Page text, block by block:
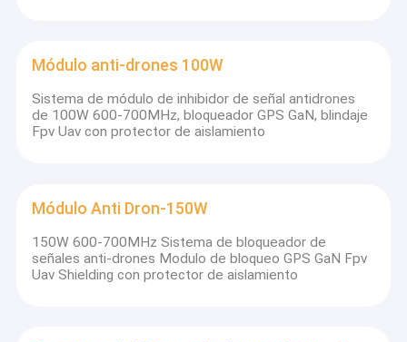
Módulo anti-drones 100W
Sistema de módulo de inhibidor de señal antidrones
de 100W 600-700MHz, bloqueador GPS GaN, blindaje
Fpv Uav con protector de aislamiento
Módulo Anti Dron-150W
150W 600-700MHz Sistema de bloqueador de
señales anti-drones Modulo de bloqueo GPS GaN Fpv
Uav Shielding con protector de aislamiento